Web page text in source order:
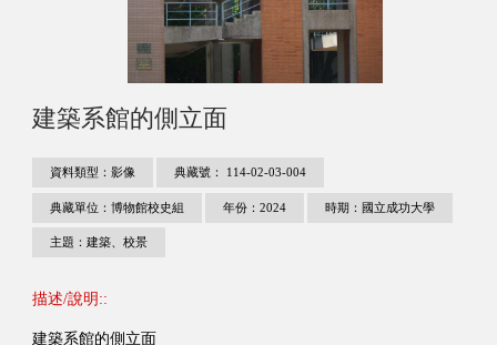
建築系館的側立面
資料類型：影像 典藏號： 114-02-03-004
典藏單位：博物館校史組 年份：2024 時期：國立成功大學
主題：建築、校景
描述/說明::
建築系館的側立面